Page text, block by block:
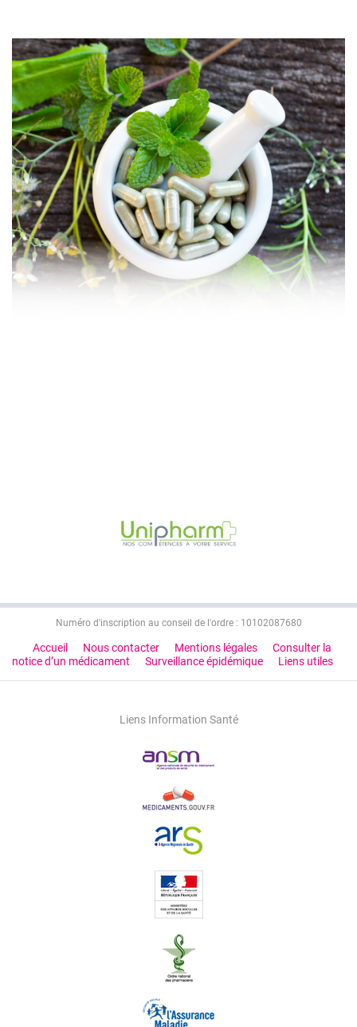
Numéro d'inscription au conseil de l'ordre : 10102087680
Accueil Nous contacter Mentions légales
Consulter la
notice d’un médicament
Surveillance épidémique Liens utiles
Liens Information Santé